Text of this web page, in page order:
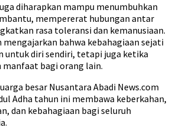
diharapkan mampu menumbuhkan
mempererat hubungan antar
rasa toleransi dan kemanusiaan.
bahwa kebahagiaan sejati
untuk diri sendiri, tetapi juga ketika
bagi orang lain.
besar Nusantara Abadi News.com
Adha tahun ini membawa keberkahan,
dan kebahagiaan bagi seluruh